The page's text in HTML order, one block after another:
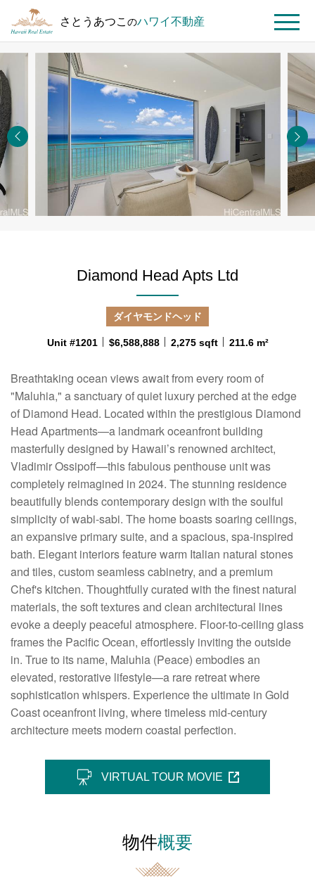
さとうあつこのハワイ不動産 MENU
ト
プ
ー
ジ
ハ
Diamond
Head
Apts Ltd
Diamond Head Apts Ltd
ダイヤモンドヘッド
Unit #1201 $6,588,888 2,275 sqft 211.6 m²
Breathtaking ocean views await from every room of
"Maluhia," a sanctuary of quiet luxury perched at the edge
of Diamond Head. Located within the prestigious Diamond
Head Apartments—a landmark oceanfront building
masterfully designed by Hawaii’s renowned architect,
Vladimir Ossipoff—this fabulous penthouse unit was
completely reimagined in 2024. The stunning residence
beautifully blends contemporary design with the soulful
simplicity of wabi-sabi. The home boasts soaring ceilings,
an expansive primary suite, and a spacious, spa-inspired
bath. Elegant interiors feature warm Italian natural stones
and tiles, custom seamless cabinetry, and a premium
Chef's kitchen. Thoughtfully curated with the finest natural
materials, the soft textures and clean architectural lines
evoke a deeply peaceful atmosphere. Floor-to-ceiling glass
frames the Pacific Ocean, effortlessly inviting the outside
in. True to its name, Maluhia (Peace) embodies an
elevated, restorative lifestyle—a rare retreat where
sophistication whispers. Experience the ultimate in Gold
Coast oceanfront living, where timeless mid-century
architecture meets modern coastal perfection.
VIRTUAL TOUR MOVIE
物件概要